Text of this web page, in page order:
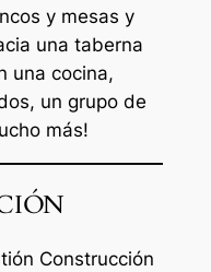
y mesas y
una taberna
una cocina,
un grupo de
más!
Construcción